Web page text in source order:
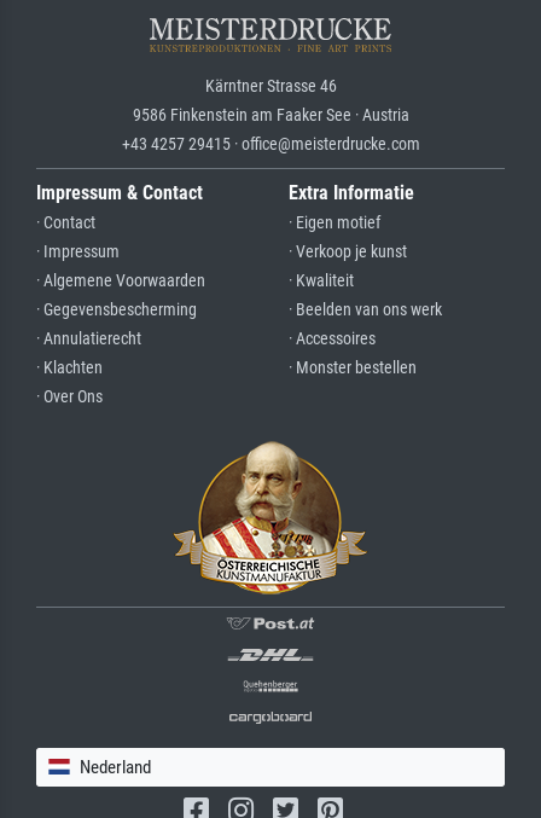
Kärntner Strasse 46
9586 Finkenstein am Faaker See · Austria
+43 4257 29415 · office@meisterdrucke.com
Impressum & Contact
· Contact
· Impressum
· Algemene Voorwaarden
· Gegevensbescherming
· Annulatierecht
· Klachten
· Over Ons
Extra Informatie
· Eigen motief
· Verkoop je kunst
· Kwaliteit
· Beelden van ons werk
· Accessoires
· Monster bestellen
Nederland